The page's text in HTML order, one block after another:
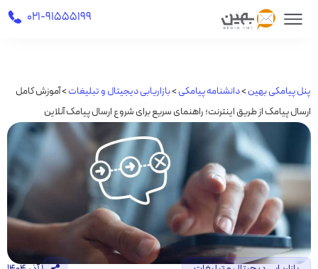
021-91555199
پنل پیامکی بهین>دانشنامه پیامکی>بازاریابی دیجیتال و تبلیغات>آموزش کامل
ارسال پیامک از طریق اینترنت؛ راهنمای سریع برای شروع ارسال پیامک آنلاین